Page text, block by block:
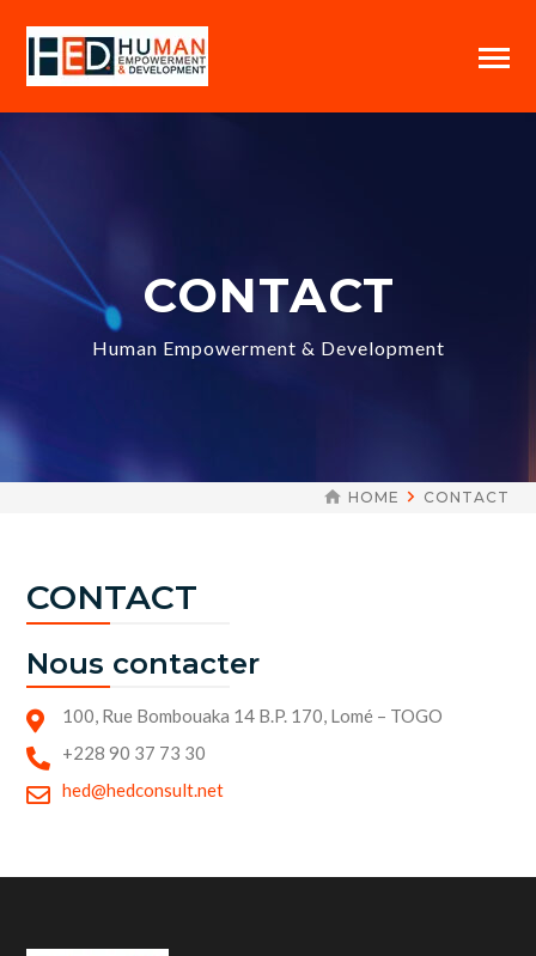
CONTACT
Human Empowerment & Development
HOME CONTACT
CONTACT
Nous contacter
100, Rue Bombouaka 14 B.P. 170, Lomé – TOGO
+228 90 37 73 30
hed@hedconsult.net